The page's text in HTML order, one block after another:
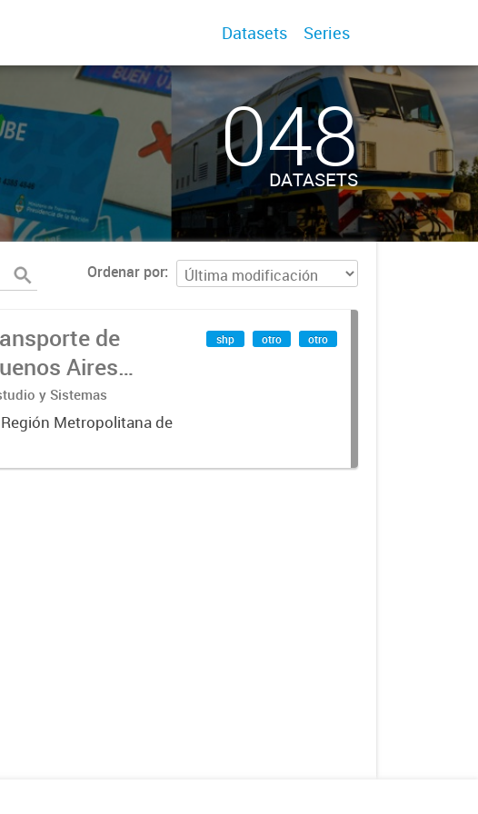
Datasets Series
048
DATASETS
Ordenar por
de
Aires
y Sistemas
Metropolitana de
shp otro otro